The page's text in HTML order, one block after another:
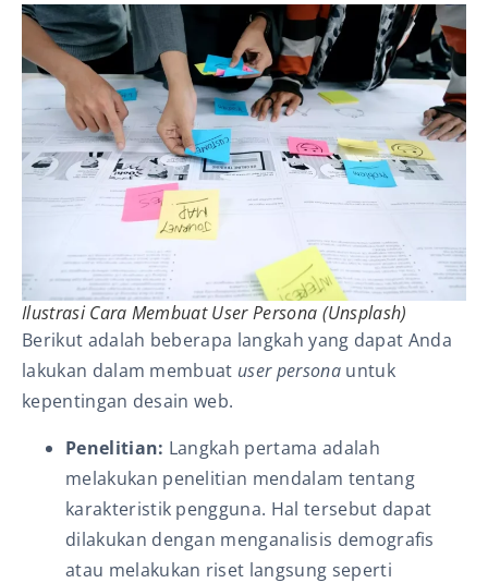
Ilustrasi Cara Membuat User Persona (Unsplash)
Berikut adalah beberapa langkah yang dapat Anda
lakukan dalam membuat user personauntuk
kepentingan desain web.
Penelitian: Langkah pertama adalah
melakukan penelitian mendalam tentang
karakteristik pengguna. Hal tersebut dapat
dilakukan dengan menganalisis demografis
atau melakukan riset langsung seperti